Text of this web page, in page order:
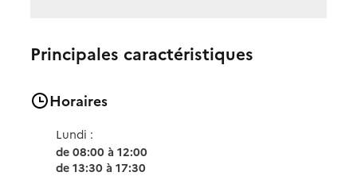
Principales caractéristiques
Horaires
Lundi :
de 08:00 à 12:00
de 13:30 à 17:30